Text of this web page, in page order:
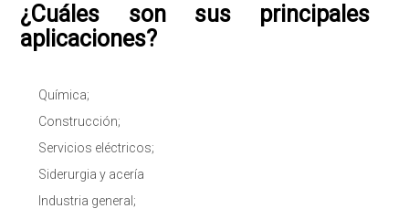
¿Cuáles son sus principales
aplicaciones?
Química;
Construcción;
Servicios eléctricos;
Siderurgia y acería
Industria general;